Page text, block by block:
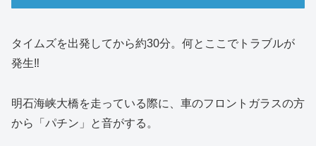
タイムズを出発してから約30分。何とここでトラブルが
発生‼️
明石海峡大橋を走っている際に、車のフロントガラスの方
から「パチン」と音がする。